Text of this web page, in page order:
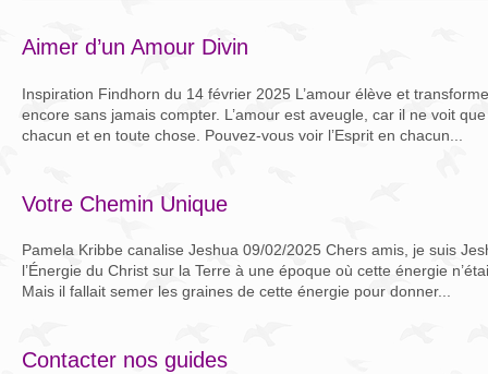
Aimer d’un Amour Divin
Inspiration Findhorn du 14 février 2025 L’amour élève et
encore sans jamais compter. L’amour est aveugle, car il ne voit
chacun et en toute chose. Pouvez-vous voir l’Esprit en chacun...
Votre Chemin Unique
Pamela Kribbe canalise Jeshua 09/02/2025 Chers amis, je suis
l’Énergie du Christ sur la Terre à une époque où cette énergie
Mais il fallait semer les graines de cette énergie pour donner...
Contacter nos guides